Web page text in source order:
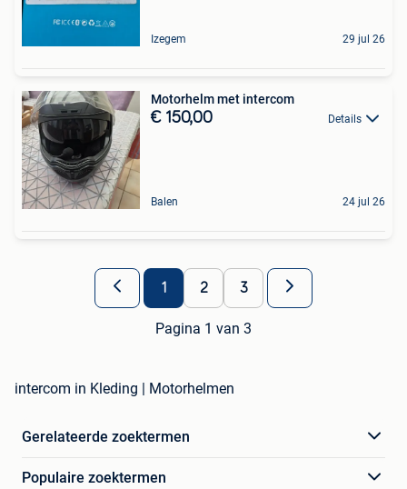
Izegem 29 jul 26
Motorhelm met intercom
€ 150,00 Details
Balen 24 jul 26
1 2 3
Pagina 1 van 3
intercom in Kleding | Motorhelmen
Gerelateerde zoektermen
Populaire zoektermen